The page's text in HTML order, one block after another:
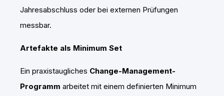
Jahresabschluss oder bei externen Prüfungen
messbar.
Artefakte als Minimum Set
Ein praxistaugliches Change-Management-
Programm arbeitet mit einem definierten Minimum